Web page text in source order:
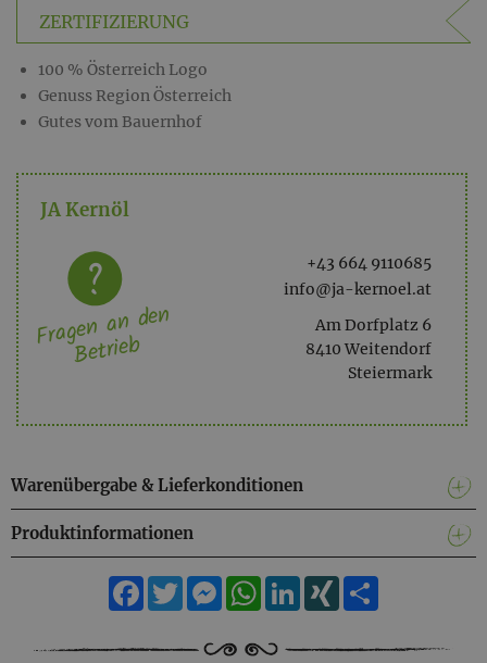
ZERTIFIZIERUNG
100 % Österreich Logo
Genuss Region Österreich
Gutes vom Bauernhof
JA Kernöl
+43 664 9110685
info@ja-kernoel.at
Am Dorfplatz 6
8410 Weitendorf
Steiermark
Fragen an den
Betrieb
Warenübergabe & Lieferkonditionen
Produktinformationen
Facebook
TwitterMessengerWhatsApp
LinkedIn
XING